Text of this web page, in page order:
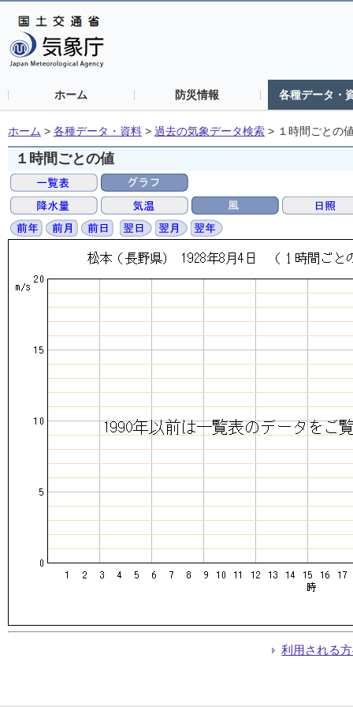
ホーム 防災情報 各種データ・
ホーム > 各種データ・資料 > 過去の気象データ検索 > １時間ごとの
１時間ごとの値
利用される